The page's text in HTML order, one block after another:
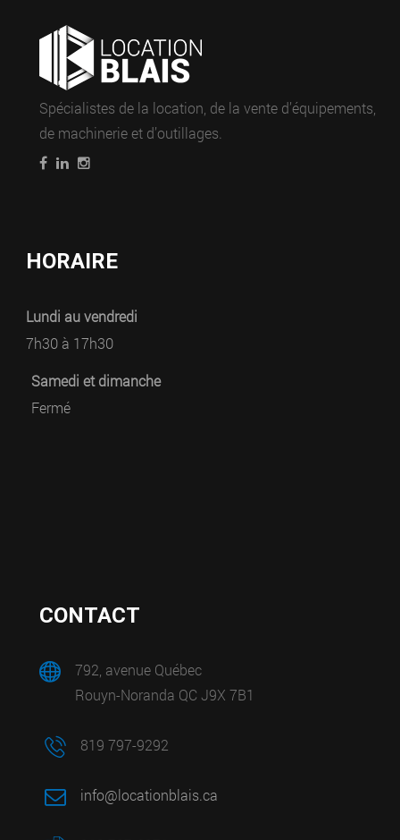
Spécialistes de la location, de la vente d’équipements,
de machinerie et d’outillages.
HORAIRE
Lundi au vendredi
7h30 à 17h30
Samedi et dimanche
Fermé
CONTACT
792, avenue Québec
Rouyn-Noranda QC J9X 7B1
819 797-9292
info@locationblais.ca